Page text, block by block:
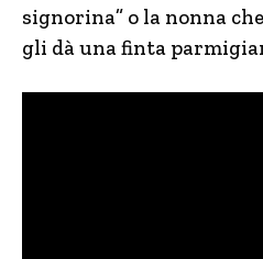
signorina” o la nonna
gli dà una finta